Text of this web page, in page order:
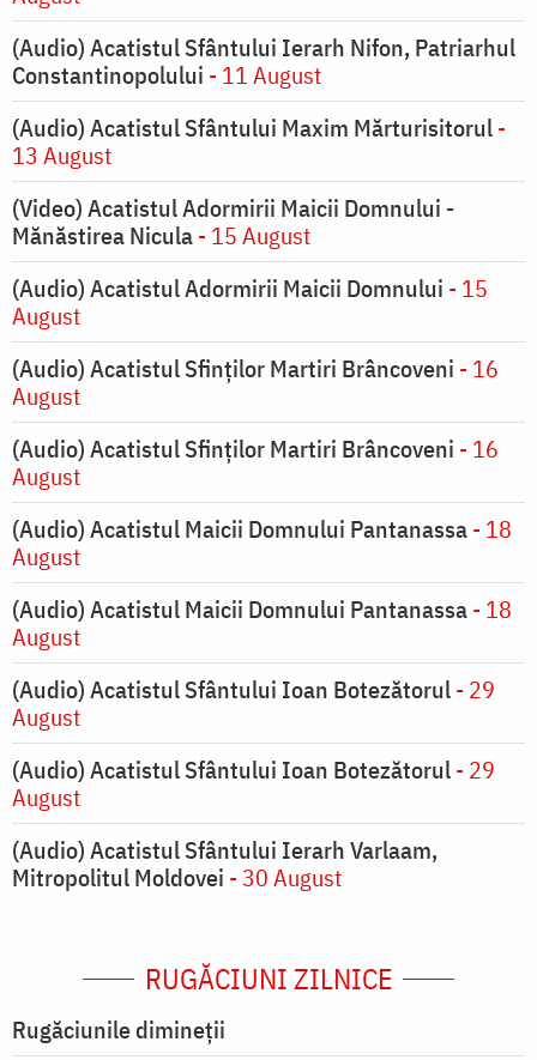
(Audio) Acatistul Sfântului Ierarh Nifon, Patriarhul
Constantinopolului - 11 August
(Audio) Acatistul Sfântului Maxim Mărturisitorul-
13 August
(Video) Acatistul Adormirii Maicii Domnului -
Mănăstirea Nicula- 15 August
(Audio) Acatistul Adormirii Maicii Domnului - 15
August
(Audio) Acatistul Sfinților Martiri Brâncoveni - 16
August
(Audio) Acatistul Sfinților Martiri Brâncoveni - 16
August
(Audio) Acatistul Maicii Domnului Pantanassa- 18
August
(Audio) Acatistul Maicii Domnului Pantanassa- 18
August
(Audio) Acatistul Sfântului Ioan Botezătorul- 29
August
(Audio) Acatistul Sfântului Ioan Botezătorul- 29
August
(Audio) Acatistul Sfântului Ierarh Varlaam,
Mitropolitul Moldovei - 30 August
RUGĂCIUNI ZILNICE
Rugăciunile dimineții